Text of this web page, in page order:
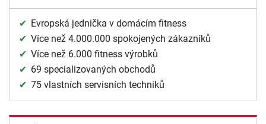
Evropská jednička v domácím fitness
Více než 4.000.000 spokojených zákazníků
Více než 6.000 fitness výrobků
69 specializovaných obchodů
75 vlastních servisních techniků